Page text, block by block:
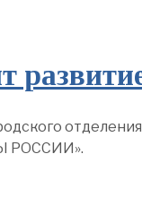
РОССИИ».